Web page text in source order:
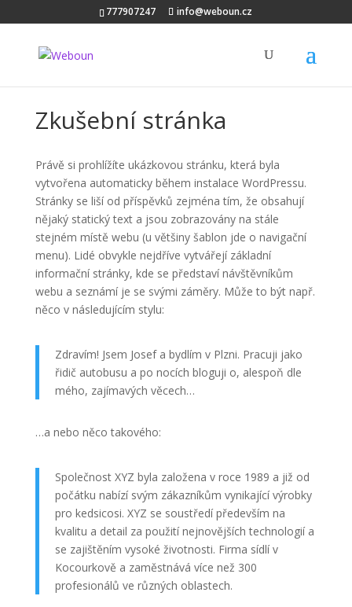
777907247 info@weboun.cz
Zkušební stránka
Právě si prohlížíte ukázkovou stránku, která byla
vytvořena automaticky během instalace WordPressu.
Stránky se liší od příspěvků zejména tím, že obsahují
nějaký statický text a jsou zobrazovány na stále
stejném místě webu (u většiny šablon jde o navigační
menu). Lidé obvykle nejdříve vytvářejí základní
informační stránky, kde se představí návštěvníkům
webu a seznámí je se svými záměry. Může to být např.
něco v následujícím stylu:
Zdravím! Jsem Josef a bydlím v Plzni. Pracuji jako
řidič autobusu a po nocích bloguji o, alespoň dle
mého, zajímavých věcech…
…a nebo něco takového:
Společnost XYZ byla založena v roce 1989 a již od
počátku nabízí svým zákazníkům vynikající výrobky
pro kedsicosi. XYZ se soustředí především na
kvalitu a detail za použití nejnovějších technologií a
se zajištěním vysoké životnosti. Firma sídlí v
Kocourkově a zaměstnává více než 300
profesionálů ve různých oblastech.